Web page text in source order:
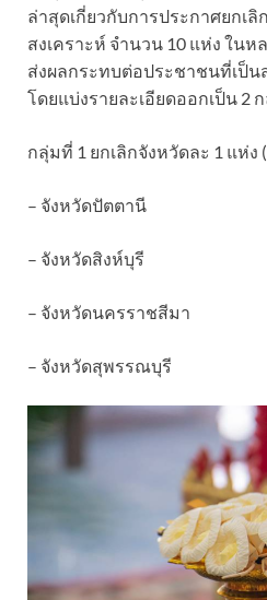
ล่าสุดเกี่ยวกับการประกาศยกเ
สงเคราะห์ จำนวน 10 แห่ง ใน
ส่งผลกระทบต่อประชาชนที่เป็
โดยแบ่งรายละเอียดออกเป็น 2
กลุ่มที่ 1 ยกเลิกจังหวัดละ 1 แห่ง
– จังหวัดปัตตานี
– จังหวัดสิงห์บุรี
– จังหวัดนครราชสีมา
– จังหวัดสุพรรณบุรี